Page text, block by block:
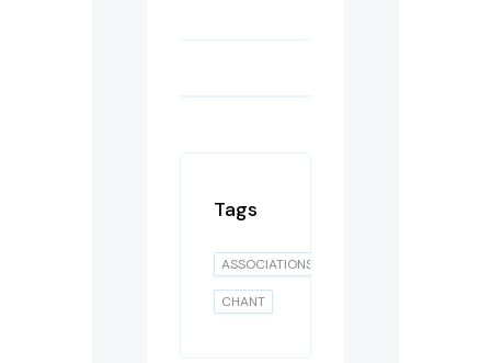
Tags
ASSOCIATIONS
CHANT